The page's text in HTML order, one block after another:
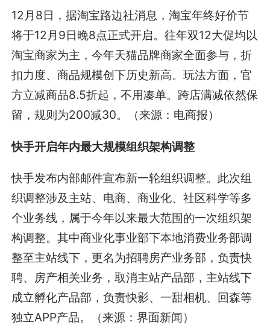
12月8日，据淘宝路边社消息，淘宝年终好价节
将于12月9日晚8点正式开启。往年双12大促均以
淘宝商家为主，今年天猫品牌商家全面参与，折
扣力度、商品规模创下历史新高。玩法方面，官
方立减商品8.5折起，不用凑单。跨店满减依然保
留，规则为200减30。（来源：电商报）
快手开启年内最大规模组织架构调整
快手发布内部邮件宣布新一轮组织调整。此次组
织调整涉及主站、电商、商业化、社区科学等多
个业务线，属于今年以来最大范围的一次组织架
构调整。其中商业化事业部下本地消费业务部调
整至主站线下，更名为招聘房产业务部，负责快
聘、房产相关业务，取消主站产品部，主站线下
成立孵化产品部，负责快影、一甜相机、回森等
独立APP产品。（来源：界面新闻）